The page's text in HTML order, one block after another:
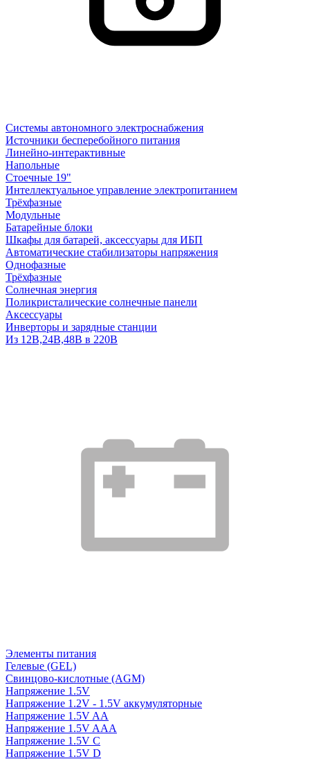
Системы автономного электроснабжения
Источники бесперебойного питания
Линейно-интерактивные
Напольные
Стоечные 19"
Интеллектуальное управление электропитанием
Трёхфазные
Модульные
Батарейные блоки
Шкафы для батарей, аксессуары для ИБП
Автоматические стабилизаторы напряжения
Однофазные
Трёхфазные
Солнечная энергия
Поликристалические солнечные панели
Аксессуары
Инверторы и зарядные станции
Из 12В,24В,48В в 220В
Элементы питания
Гелевые (GEL)
Свинцово-кислотные (AGM)
Напряжение 1.5V
Напряжение 1.2V - 1.5V аккумуляторные
Напряжение 1.5V AA
Напряжение 1.5V AAA
Напряжение 1.5V C
Напряжение 1.5V D